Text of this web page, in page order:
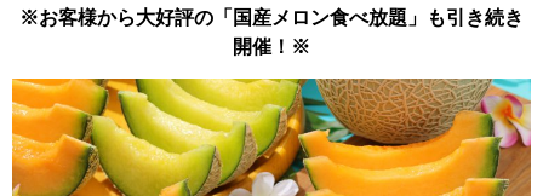
※お客様から大好評の「国産メロン食べ放題」も引き続き
開催！※